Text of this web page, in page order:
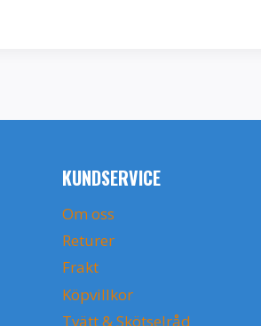
KUNDSERVICE
Om oss
Returer
Frakt
Köpvillkor
Tvätt & Skötselråd